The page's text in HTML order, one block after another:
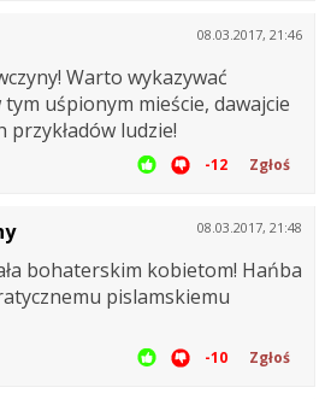
08.03.2017, 21:46
Warto wykazywać
uśpionym mieście, dawajcie
przykładów ludzie!
-12 Zgłoś
08.03.2017, 21:48
bohaterskim kobietom! Hańba
pislamskiemu
-10 Zgłoś